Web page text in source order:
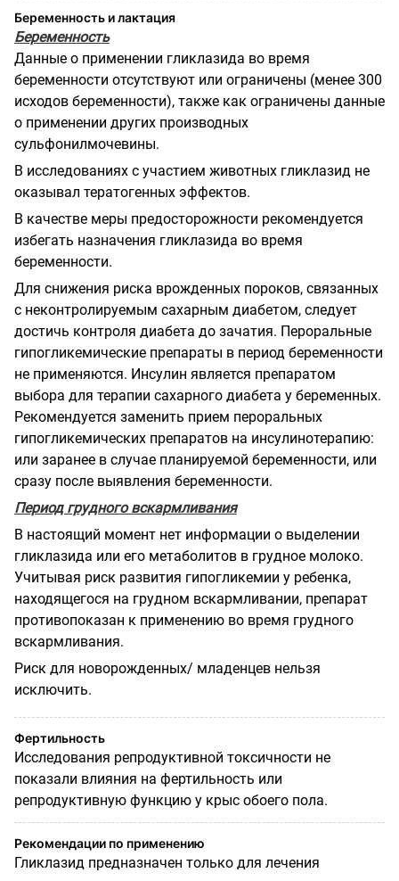
Беременность и лактация
Беременность
Данные о применении гликлазида во время
беременности отсутствуют или ограничены (менее 300
исходов беременности), также как ограничены данные
о применении других производных
сульфонилмочевины.
В исследованиях с участием животных гликлазид не
оказывал тератогенных эффектов.
В качестве меры предосторожности рекомендуется
избегать назначения гликлазида во время
беременности.
Для снижения риска врожденных пороков, связанных
с неконтролируемым сахарным диабетом, следует
достичь контроля диабета до зачатия. Пероральные
гипогликемические препараты в период беременности
не применяются. Инсулин является препаратом
выбора для терапии сахарного диабета у беременных.
Рекомендуется заменить прием пероральных
гипогликемических препаратов на инсулинотерапию:
или заранее в случае планируемой беременности, или
сразу после выявления беременности.
Период грудного вскармливания
В настоящий момент нет информации о выделении
гликлазида или его метаболитов в грудное молоко.
Учитывая риск развития гипогликемии у ребенка,
находящегося на грудном вскармливании, препарат
противопоказан к применению во время грудного
вскармливания.
Риск для новорожденных/ младенцев нельзя
исключить.
Фертильность
Исследования репродуктивной токсичности не
показали влияния на фертильность или
репродуктивную функцию у крыс обоего пола.
Рекомендации по применению
Гликлазид предназначен только для лечения